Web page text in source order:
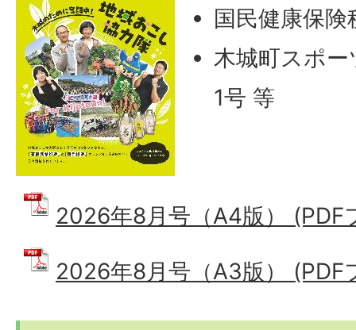
国民健康保
木城町スポ
1号 等
2026年8月号（A4版） (PDF
2026年8月号（A3版） (PDF